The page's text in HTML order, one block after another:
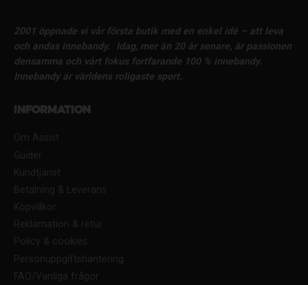
2001 öppnade vi vår första butik med en enkel idé – att leva
och andas innebandy.
Idag, mer än 20 år senare, är passionen
densamma och vårt fokus fortfarande 100 % innebandy.
Innebandy är världens roligaste sport.
Information
Om Assist
Guider
Kundtjänst
Betalning & Leverans
Köpvillkor
Reklamation & retur
Policy & cookies
Personuppgiftshantering
FAQ/Vanliga frågor